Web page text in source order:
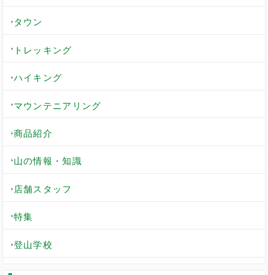
タウン
トレッキング
ハイキング
マウンテニアリング
商品紹介
山の情報・知識
店舗スタッフ
特集
登山学校